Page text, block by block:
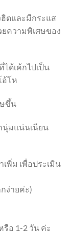
ฮิตและมีกระแส
ความพิเศษของ
ด้เค้กไปเป็น
อ้โห
ขึ้น
นุ่มแน่นเนียน
เพิ่ม เพื่อประเมิน
ง่ายค่ะ)
อ 1-2 วัน ค่ะ